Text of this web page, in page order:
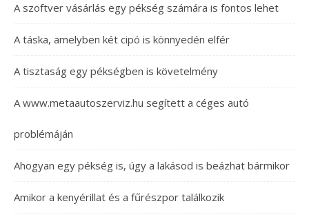
A szoftver vásárlás egy pékség számára is fontos lehet
A táska, amelyben két cipó is könnyedén elfér
A tisztaság egy pékségben is követelmény
A www.metaautoszerviz.hu segített a céges autó
problémáján
Ahogyan egy pékség is, úgy a lakásod is beázhat bármikor
Amikor a kenyérillat és a fűrészpor találkozik